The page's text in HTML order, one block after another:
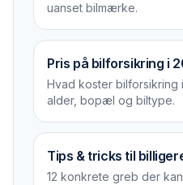
uanset bilmærke.
Pris på bilforsikring i
Hvad koster
alder, bopæl og biltype.
Tips & tricks til
12 konkrete greb der